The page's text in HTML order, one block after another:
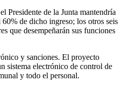
Presidente de la Junta mantendría
de dicho ingreso; los otros seis
que desempeñarán sus funciones
y sanciones. El proyecto
sistema electrónico de control de
y todo el personal.